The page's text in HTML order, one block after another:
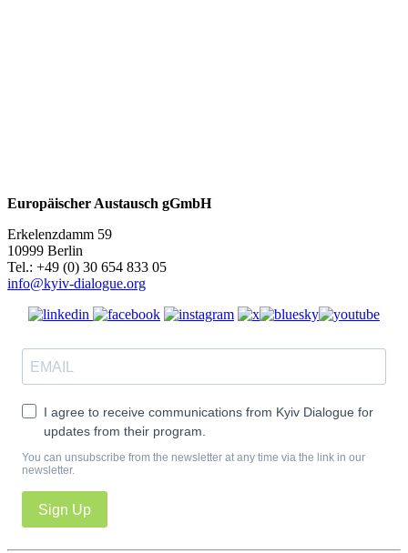
Europäischer Austausch gGmbH
Erkelenzdamm 59
10999 Berlin
Теl.: +49 (0) 30 654 833 05
info@kyiv-dialogue.org
I agree to receive communications from Kyiv Dialogue for
updates from their program.
You can unsubscribe from the newsletter at any time via the link in our
newsletter.
Sign Up